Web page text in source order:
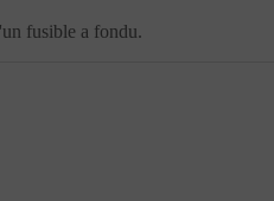
fusible a fondu.